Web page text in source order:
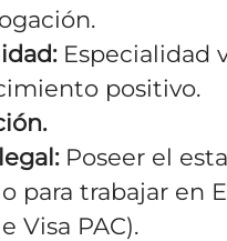
Especialidad
positivo.
Poseer el
para trabajar en
Visa PAC).